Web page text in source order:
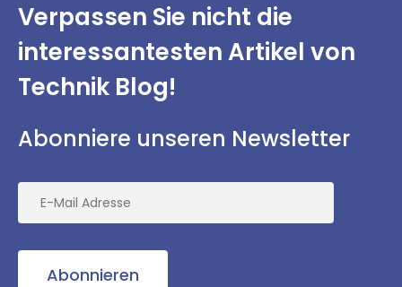
Verpassen Sie nicht die
interessantestenArtikel von
Technik Blog!
Abonniere unseren Newsletter
Abonnieren